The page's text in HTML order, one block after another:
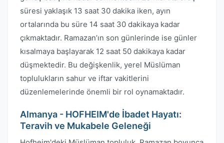
süresi yaklaşık 13 saat 30 dakika iken, ayın
ortalarında bu süre 14 saat 30 dakikaya kadar
çıkmaktadır. Ramazan’ın son günlerinde ise günler
kısalmaya başlayarak 12 saat 50 dakikaya kadar
düşmektedir. Bu değişkenlik, yerel Müslüman
toplulukların sahur ve iftar vakitlerini
düzenlemelerinde önemli bir rol oynamaktadır.
Almanya - HOFHEIM'de İbadet Hayatı:
Teravih ve Mukabele Geleneği